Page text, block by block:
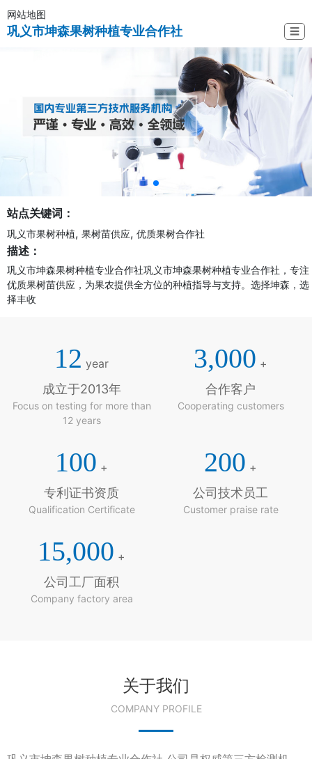
网站地图
巩义市坤森果树种植专业合作社 ☰
站点关键词：
巩义市果树种植, 果树苗供应, 优质果树合作社
描述：
巩义市坤森果树种植专业合作社巩义市坤森果树种植专业合作社，专注
优质果树苗供应，为果农提供全方位的种植指导与支持。选择坤森，选
择丰收
12 year
成立于2013年
Focus on testing for more than
12 years
3,000 +
合作客户
Cooperating customers
100 +
专利证书资质
Qualification Certificate
200 +
公司技术员工
Customer praise rate
15,000 +
公司工厂面积
Company factory area
关于我们
COMPANY PROFILE